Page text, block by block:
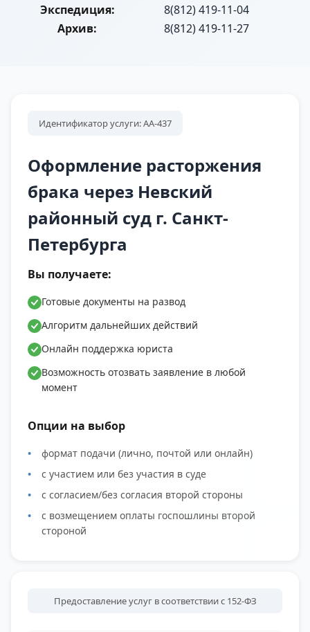
Экспедиция:
8(812) 419-11-04
Архив:
8(812) 419-11-27
Идентификатор услуги: АА-437
Оформление расторжения
брака через Невский
районный суд г. Санкт-
Петербурга
Вы получаете:
Готовые документы на развод
Алгоритм дальнейших действий
Онлайн поддержка юриста
Возможность отозвать заявление в любой
момент
Опции на выбор
формат подачи (лично, почтой или онлайн)
с участием или без участия в суде
с согласием/без согласия второй стороны
с возмещением оплаты госпошлины второй
стороной
Предоставление услуг в соответствии с 152-ФЗ